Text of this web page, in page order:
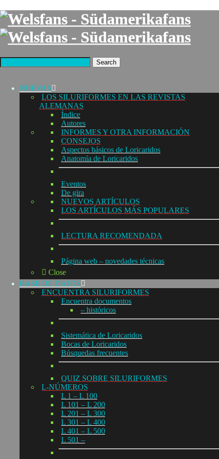
Search
NUEVAS
LOS SILURIFORMES EN LAS REVISTAS
ALEMANAS
Índice
Autores
INFORMES Y OTRA INFORMACIÓN
CONSEJOS
Aspectos básicos de Loricaridos
Anatomía de Loricaridos
Eventos
De gira
NUEVOS ARTÍCULOS
LOS ARTÍCULOS MÁS POPULARES
LECTURA RECOMENDADA
Página web – novedades técnicas
Close
BASE DE DATOS
ENCUENTRA SILURIFORMES
Encuentra documentos
– históricos
Sistemática de Loricaridos
Bocas de Loricaridos
Búsquedas frecuentes
QUIZ SOBRE SILURIFORMES
L-NÚMEROS
L 1 – L 100
L 101 – L 200
L 201 – L 300
L 301 – L 400
L 401 – L 500
L 501 –